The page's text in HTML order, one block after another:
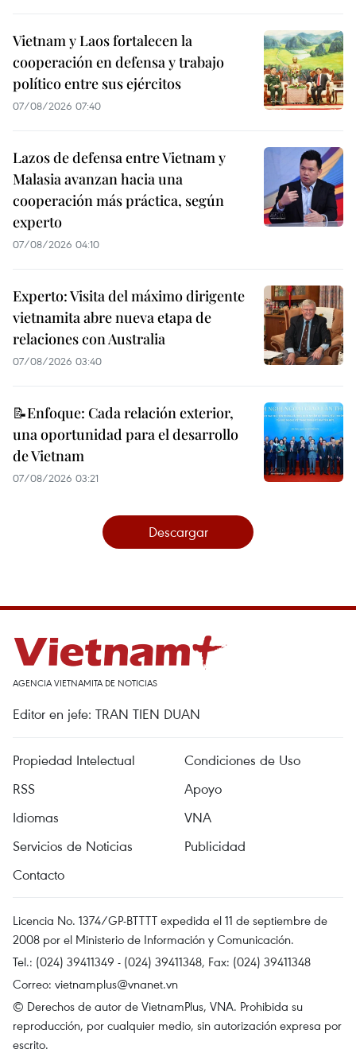
Vietnam y Laos fortalecen la
cooperación en defensa y trabajo
político entre sus ejércitos
07/08/2026 07:40
Lazos de defensa entre Vietnam y
Malasia avanzan hacia una
cooperación más práctica, según
experto
07/08/2026 04:10
Experto: Visita del máximo dirigente
vietnamita abre nueva etapa de
relaciones con Australia
07/08/2026 03:40
📝Enfoque: Cada relación exterior,
una oportunidad para el desarrollo
de Vietnam
07/08/2026 03:21
Descargar
AGENCIA VIETNAMITA DE NOTICIAS
Editor en jefe: TRAN TIEN DUAN
Propiedad Intelectual
Condiciones de Uso
RSS
Apoyo
Idiomas
VNA
Servicios de Noticias
Publicidad
Contacto
Licencia No. 1374/GP-BTTTT expedida el 11 de septiembre de
2008 por el Ministerio de Información y Comunicación.
Tel.: (024) 39411349 - (024) 39411348, Fax: (024) 39411348
Correo: vietnamplus@vnanet.vn
© Derechos de autor de VietnamPlus, VNA. Prohibida su
reproducción, por cualquier medio, sin autorización expresa por
escrito.